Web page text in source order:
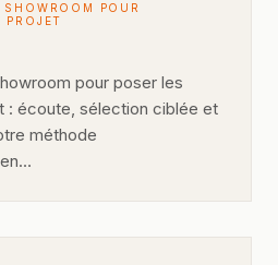
POUR
PROJET
pour poser les
: écoute, sélection ciblée et
méthode